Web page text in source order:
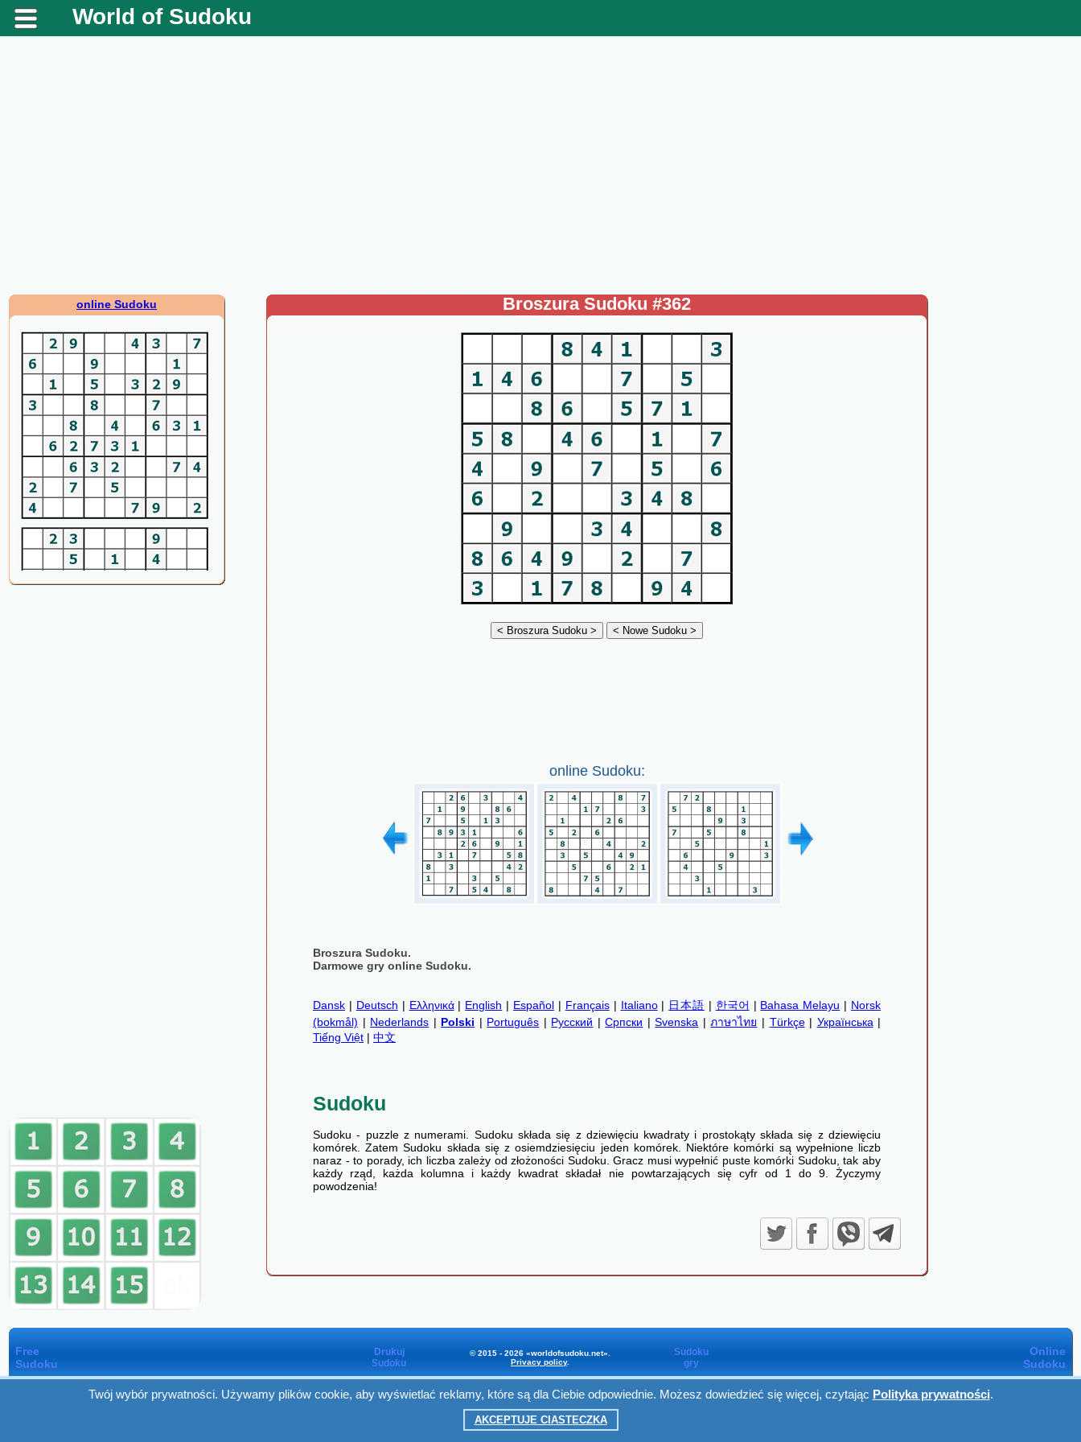
World of Sudoku
online Sudoku Broszura Sudoku #362
online Sudoku:
Broszura Sudoku.
Darmowe gry online Sudoku.
Dansk | Deutsch | Ελληνικά| English | Español | Français| Italiano| 日本語 | 한국어 | Bahasa Melayu | Norsk
(bokmål) | Nederlands | Polski | Português | Русский |Српски |Svenska |ภาษาไทย | Türkçe| Українська |
Tiếng Việt | 中文
Sudoku
Sudoku - puzzle z numerami. Sudoku składa się z dziewięciu kwadraty i prostokąty składa się z dziewięciu
komórek. Zatem Sudoku składa się z osiemdziesięciu jeden komórek. Niektóre komórki są wypełnione liczb
naraz - to porady, ich liczba zależy od złożoności Sudoku. Gracz musi wypełnić puste komórki Sudoku, tak aby
każdy rząd, każda kolumna i każdy kwadrat składał nie powtarzających się cyfr od 1 do 9. Życzymy
powodzenia!
Free
Sudoku
Drukuj
Sudoku
© 2015 - 2026 «worldofsudoku.net».
Privacy policy.
Sudoku
gry
Online
Sudoku
Twój wybór prywatności. Używamy plików cookie, aby wyświetlać reklamy, które są dla Ciebie odpowiednie. Możesz dowiedzieć się więcej, czytając Polityka prywatności.
AKCEPTUJE CIASTECZKA
Worldofsudoku
in Facebook